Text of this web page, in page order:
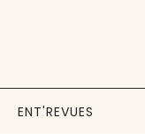
ENT'REVUES